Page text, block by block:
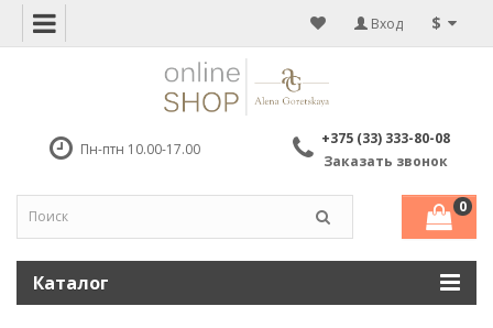
$
Вход
Пн-птн 10.00-17.00
+375 (33) 333-80-08
Заказать звонок
0
Каталог